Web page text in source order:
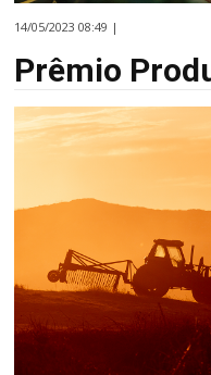
14/05/2023 08:49 |
Prêmio